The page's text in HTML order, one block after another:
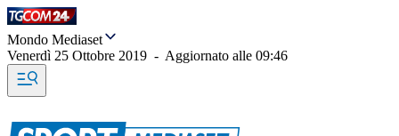
Mondo Mediaset
Venerdì 25 Ottobre 2019 - Aggiornato alle 09:46